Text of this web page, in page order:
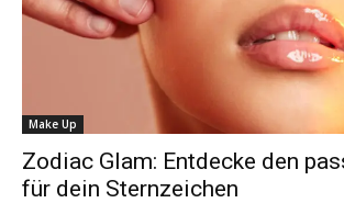
Make Up
Zodiac Glam: Entdecke den
für dein Sternzeichen